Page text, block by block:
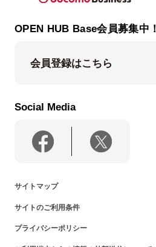
OPEN HUB Base会員募集中！
会員登録はこちら
Social Media
サイトマップ
サイトのご利用条件
プライバシーポリシー